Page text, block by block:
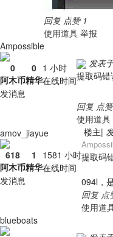
回复 点赞 1
使用道具 举报
Ampossible
0
阿木币
0
精华
1 小时
在线时间
发消息
发表
提取码错
回复 点赞
使用道具
amov_jiayue
618
阿木币
1
精华
1581 小时
在线时间
发消息
楼主|
提取码
094l，
回复 点
使用道
blueboats